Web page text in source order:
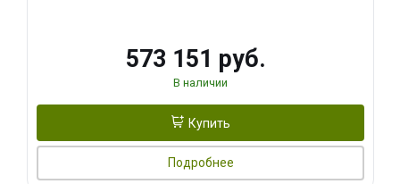
573 151 руб.
В наличии
Купить
Подробнее